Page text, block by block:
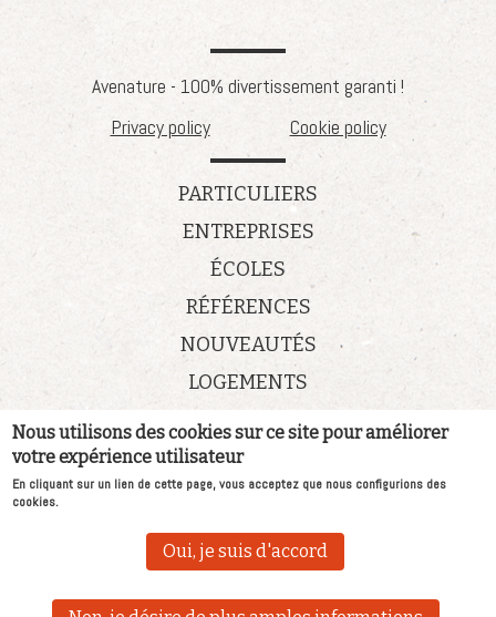
Avenature - 100% divertissement garanti !
Privacy policy
Cookie policy
PARTICULIERS
ENTREPRISES
ÉCOLES
RÉFÉRENCES
NOUVEAUTÉS
LOGEMENTS
Nouveautés
Contact
Nous utilisons des cookies sur ce site pour améliorer
votre expérience utilisateur
En cliquant sur un lien de cette page, vous acceptez que nous configurions des
cookies.
Oui, je suis d'accord